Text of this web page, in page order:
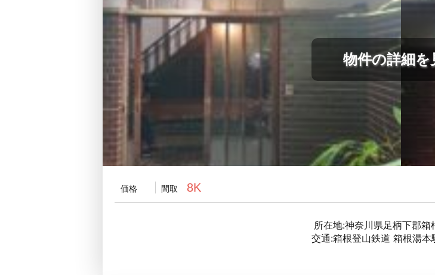
物件の詳細を
価格 間取 8K
所在地:神奈川県足柄下郡
交通:箱根登山鉄道 箱根湯